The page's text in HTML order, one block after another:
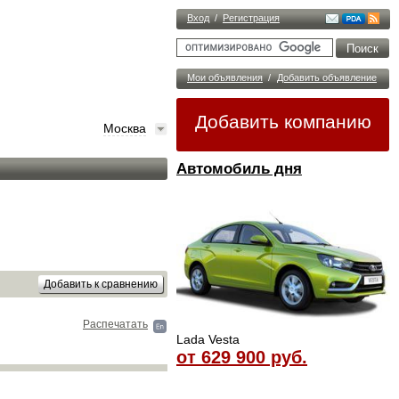
Вход / Регистрация
Мои объявления / Добавить объявление
Добавить компанию
Автомобиль дня
Lada Vesta
от 629 900 руб.
Москва
Распечатать